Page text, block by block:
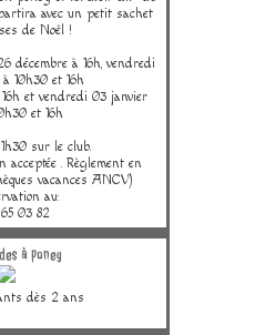
avec un petit sachet
de Noêl !
décembre à 16h, vendredi
10h30 et 16h
et vendredi 03 janvier
et 16h
sur le club.
. Règlement en
vacances ANCV)
au:
03 82
à poney
dès 2 ans